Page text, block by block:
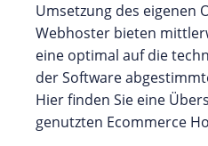
Umsetzung des eigenen
Webhoster bieten
eine optimal auf die
der Software
Hier finden Sie eine
genutzten Ecommerce